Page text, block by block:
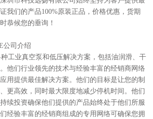
我们的产品100%原装正品，价格优惠，货期
恭候您的垂询！
公司介绍
种工业真空泵和低压解决方案，包括油润滑、干
他们行业领先的技术与经验丰富的经销商网络
用提供最佳解决方案。他们的目标是让您的制
更高效，同时最大限度地减少停机时间。他们
续投资确保他们提供的产品始终处于他们所服
经验丰富的经销商组成的专用网络可确保您拥